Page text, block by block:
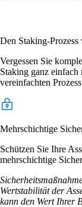
Den Staking-Prozess
Vergessen Sie
Staking ganz
vereinfachten
Mehrschichtige
Schützen Sie Ihre
mehrschichtige
Wertstabilität der
kann den Wert Ihrer